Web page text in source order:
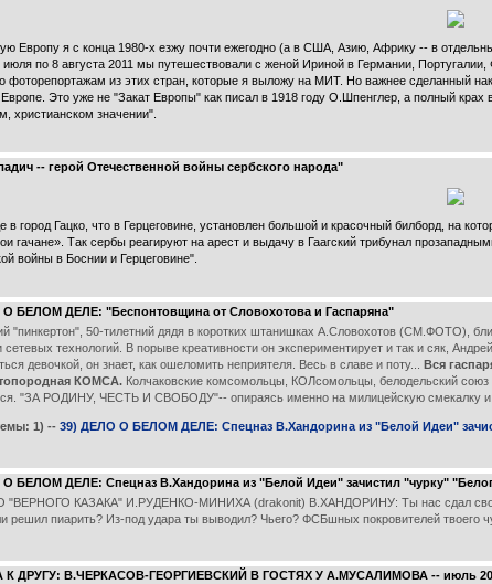
Европу я с конца 1980-х езжу почти ежегодно (а в США, Азию, Африку -- в
июля по 8 августа 2011 мы путешествовали с женой Ириной в Германии,
фоторепортажам из этих стран, которые я выложу на МИТ. Но важнее сделанный
Это уже не "Закат Европы" как писал в 1918 году О.Шпенглер, а полный крах
христианском значении".
-- герой Отечественной войны сербского народа"
в город Гацко, что в Герцеговине, установлен большой и красочный билборд, на
гачане». Так сербы реагируют на арест и выдачу в Гаагский трибунал
войны в Боснии и Герцеговине".
БЕЛОМ ДЕЛЕ: "Беспонтовщина от Словохотова и Гаспаряна"
"пинкертон", 50-тилетний дядя в коротких штанишках А.Словохотов (СМ.ФОТО),
технологий. В порыве креативности он экспериментирует и так и сяк,
девочкой, он знает, как ошеломить неприятеля. Весь в славе и поту... Вся
КОМСА. Колчаковские комсомольцы, КОЛсомольцы, белодельский
"ЗА РОДИНУ, ЧЕСТЬ И СВОБОДУ"-- опираясь именно на милицейскую смекалку и
1) -- 39) ДЕЛО О БЕЛОМ ДЕЛЕ: Спецназ В.Хандорина из "Белой Идеи"
БЕЛОМ ДЕЛЕ: Спецназ В.Хандорина из "Белой Идеи" зачистил "чурку"
КАЗАКА" И.РУДЕНКО-МИНИХА (drakonit) В.ХАНДОРИНУ: Ты нас сдал
решил пиарить? Из-под удара ты выводил? Чьего? ФСБшных покровителей твоего
К ДРУГУ: В.ЧЕРКАСОВ-ГЕОРГИЕВСКИЙ В ГОСТЯХ У А.МУСАЛИМОВА -- июль